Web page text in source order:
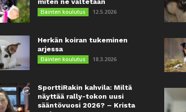
Eläinten koulutus 12.5.2026
Herkän koiran tukeminen
arjessa
Eläinten koulutus 18.3.2026
SporttiRakin kahvila: Miltä
näyttää rally-tokon uusi
sääntövuosi 2026? – Krista